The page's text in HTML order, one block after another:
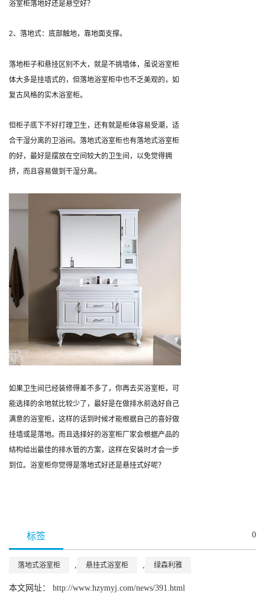
浴室柜落地好还是悬空好？
2、落地式：底部触地，靠地面支撑。
落地柜子和悬挂区别不大，就是不挑墙体，虽说浴室柜
体大多是挂墙式的，但落地浴室柜中也不乏美观的，如
复古风格的实木浴室柜。
但柜子底下不好打理卫生，还有就是柜体容易受潮，适
合干湿分离的卫浴间。落地式浴室柜也有落地式浴室柜
的好，最好是摆放在空间较大的卫生间，以免觉得拥
挤，而且容易做到干湿分离。
如果卫生间已经装修得差不多了，你再去买浴室柜，可
能选择的余地就比较少了，最好是在做排水前选好自己
满意的浴室柜，这样的话到时候才能根据自己的喜好做
挂墙或是落地。而且选择好的浴室柜厂家会根据产品的
结构给出最佳的排水管的方案，这样在安装时才会一步
到位。浴室柜你觉得是落地式好还是悬挂式好呢？
标签 0
落地式浴室柜 , 悬挂式浴室柜 , 绿森利雅
本文网址： http://www.hzymyj.com/news/391.html